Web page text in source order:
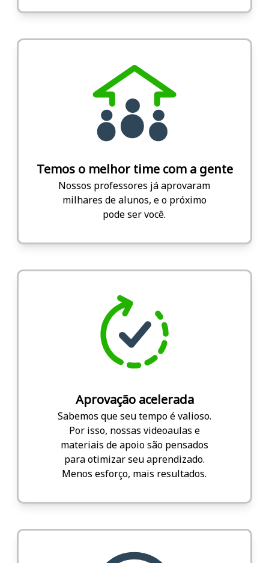
Temos o melhor time com a gente
Nossos professores já aprovaram
milhares de alunos, e o próximo
pode ser você.
Aprovação acelerada
Sabemos que seu tempo é valioso.
Por isso, nossas videoaulas e
materiais de apoio são pensados
para otimizar seu aprendizado.
Menos esforço, mais resultados.